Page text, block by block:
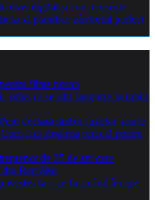
digital și cum reușește
să planifice zâmbetul perfect
filme porno
prins ca se uita languros la iubita
declară război fustelor scurte
faci alegerea corectă pentru
de 25 de ani care
România
ta – ce faci când începe